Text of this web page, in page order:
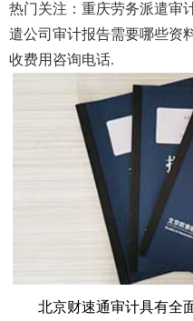
热门关注：重庆劳务派遣审
遣公司审计报告需要哪些资
收费用咨询电话.
北京财速通审计具有全面